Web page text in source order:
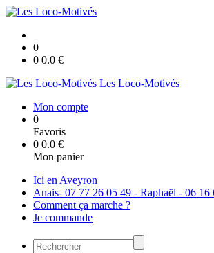
0
0 0.0 €
Les Loco-Motivés
Mon compte
0
Favoris
0 0.0 €
Mon panier
Ici en Aveyron
Anais- 07 77 26 05 49 - Raphaël - 06 16
Comment ça marche ?
Je commande